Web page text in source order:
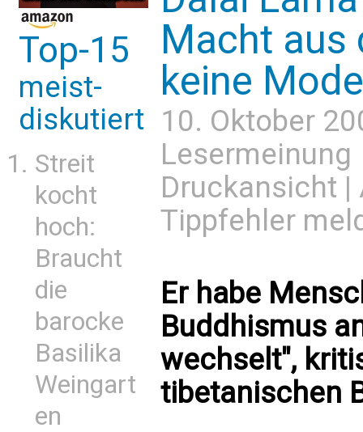
Top-15
meist-
diskutiert
Streit
kocht
hoch:
Braucht
die
barocke
Basilika
Weingart
en
Macht aus
keine
10. Oktober
Lesermeinung
Druckansicht |
Tippfehler
Er habe
Buddhismus
wechselt",
tibetanischen